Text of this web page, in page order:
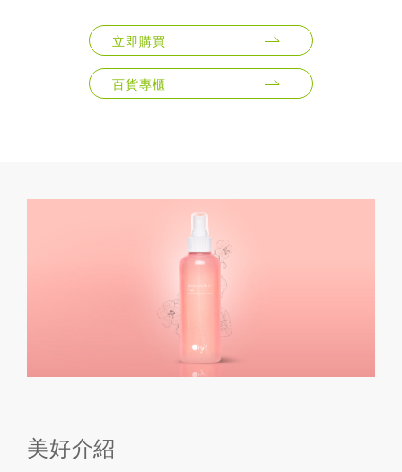
立即購買
百貨專櫃
美好介紹